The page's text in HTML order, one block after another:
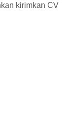
kirimkan CV